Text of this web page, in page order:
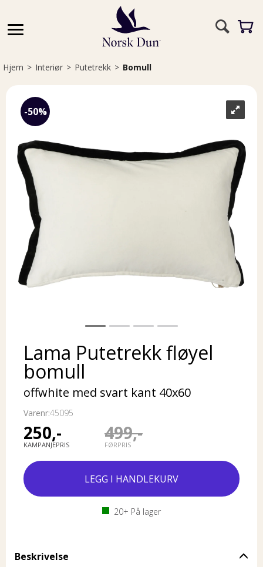
Hjem>Interiør>Putetrekk>Bomull
50%
Lama Putetrekk fløyel
bomull
offwhite med svart kant 40x60
Varenr:45095
250,-
KAMPANJEPRIS
499,-
FØRPRIS
20+ På lager
Beskrivelse